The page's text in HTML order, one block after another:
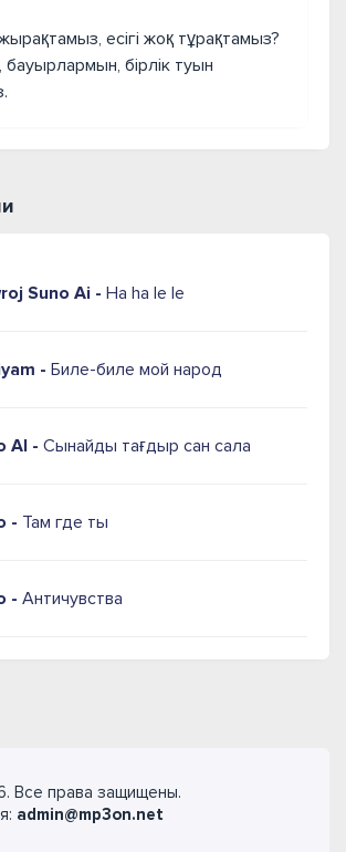
есігі жоқ тұрақтамыз?
бірлік туын
Suno Ai - Ha ha le le
- Биле-биле мой народ
AI - Сынайды тағдыр сан сала
- Там где ты
- Античувства
Все права защищены.
admin@mp3on.net